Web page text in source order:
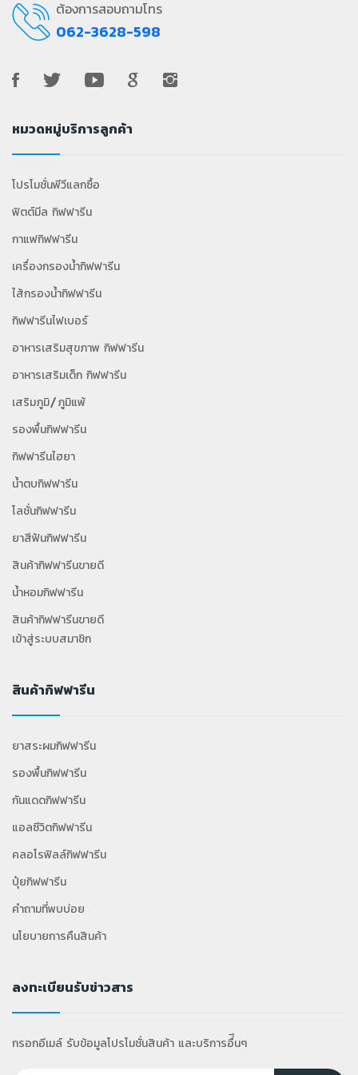
ต้องการสอบถามโทร
062-3628-598
หมวดหมู่บริการลูกค้า
โปรโมชั่นพีวีแลกซื้อ
ฟิตต์มีล กิฟฟารีน
กาแฟกิฟฟารีน
เครื่องกรองน้ำกิฟฟารีน
ไส้กรองน้ำกิฟฟารีน
กิฟฟารีนไฟเบอร์
อาหารเสริมสุขภาพ กิฟฟารีน
อาหารเสริมเด็ก กิฟฟารีน
เสริมภูมิ/ภูมิแพ้
รองพื้นกิฟฟารีน
กิฟฟารีนไฮยา
น้ำตบกิฟฟารีน
โลชั่นกิฟฟารีน
ยาสีฟันกิฟฟารีน
สินค้ากิฟฟารีนขายดี
น้ำหอมกิฟฟารีน
สินค้ากิฟฟารีนขายดี
เข้าสู่ระบบสมาชิก
สินค้ากิฟฟารีน
ยาสระผมกิฟฟารีน
รองพื้นกิฟฟารีน
กันแดดกิฟฟารีน
แอลซีวิตกิฟฟารีน
คลอโรฟิลล์กิฟฟารีน
ปุ๋ยกิฟฟารีน
คำถามที่พบบ่อย
นโยบายการคืนสินค้า
ลงทะเบียนรับข่าวสาร
กรอกอีเมล์ รับข้อมูลโปรโมชั่นสินค้า และบริการอื่ีนๆ